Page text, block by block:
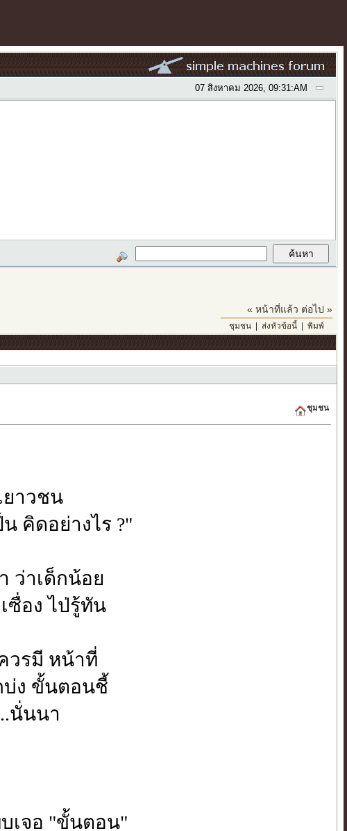
07 สิงหาคม 2026, 09:31:AM
« หน้าที่แล้ว ต่อไป »
ชุมชน| ส่งหัวข้อนี้| พิมพ์
ชุมชน
ยาวชน
คิดอย่างไร ?"
ว่าเด็กน้อย
ซื่อง ไป่รู้ทัน
วรมี หน้าที่
บ่ง ขั้นตอนชี้
นั่นนา
เจอ "ขั้นตอน"